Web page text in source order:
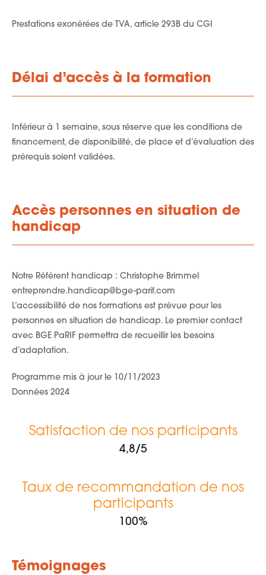
Prestations exonérées de TVA, article 293B du CGI
Délai d’accès à la formation
Inférieur à 1 semaine, sous réserve que les conditions de
financement, de disponibilité, de place et d’évaluation des
prérequis soient validées.
Accès personnes en situation de
handicap
Notre Référent handicap : Christophe Brimmel
entreprendre.handicap@bge-parif.com
L’accessibilité de nos formations est prévue pour les
personnes en situation de handicap. Le premier contact
avec BGE PaRIF permettra de recueillir les besoins
d’adaptation.
Programme mis à jour le 10/11/2023
Données 2024
Satisfaction de nos participants
4,8/5
Taux de recommandation de nos
participants
100%
Témoignages